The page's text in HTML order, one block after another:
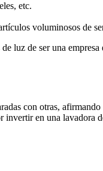
etc.
voluminosos de
luz de ser una
con otras,
en una lavadora